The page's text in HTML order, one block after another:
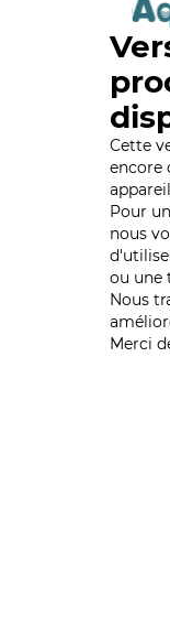
Cette
encore
Pour
nous
ou une
Nous
Merci